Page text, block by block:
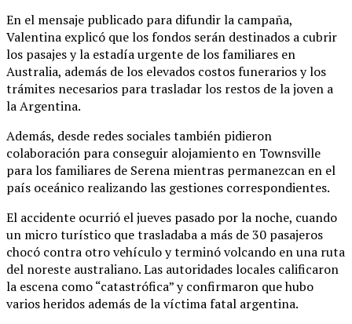
En el mensaje publicado para difundir la campaña,
Valentina explicó que los fondos serán destinados a cubrir
los pasajes y la estadía urgente de los familiares en
Australia, además de los elevados costos funerarios y los
trámites necesarios para trasladar los restos de la joven a
la Argentina.
Además, desde redes sociales también pidieron
colaboración para conseguir alojamiento en Townsville
para los familiares de Serena mientras permanezcan en el
país oceánico realizando las gestiones correspondientes.
El accidente ocurrió el jueves pasado por la noche, cuando
un micro turístico que trasladaba a más de 30 pasajeros
chocó contra otro vehículo y terminó volcando en una ruta
del noreste australiano. Las autoridades locales calificaron
la escena como “catastrófica” y confirmaron que hubo
varios heridos además de la víctima fatal argentina.